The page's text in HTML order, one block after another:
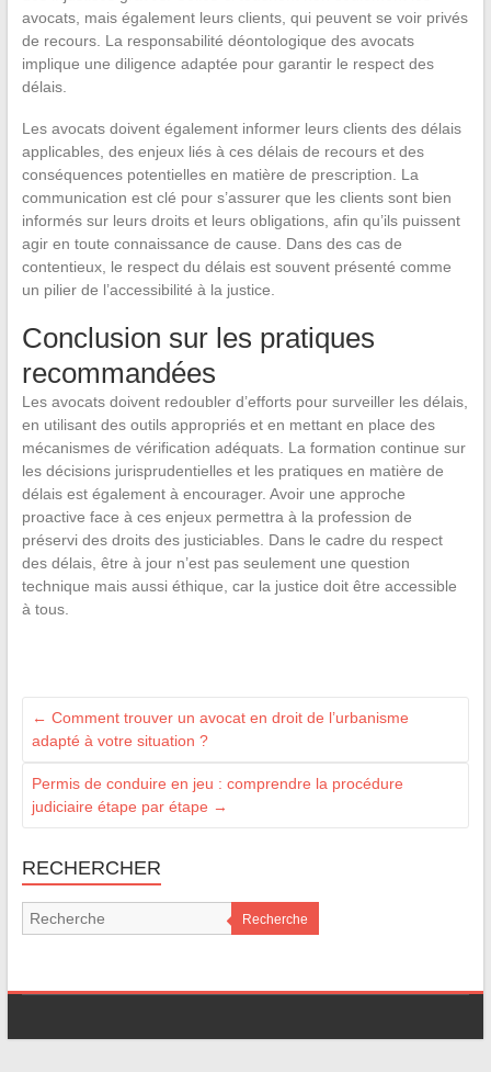
avocats, mais également leurs clients, qui peuvent se voir privés
de recours. La responsabilité déontologique des avocats
implique une diligence adaptée pour garantir le respect des
délais.
Les avocats doivent également informer leurs clients des délais
applicables, des enjeux liés à ces délais de recours et des
conséquences potentielles en matière de prescription. La
communication est clé pour s’assurer que les clients sont bien
informés sur leurs droits et leurs obligations, afin qu’ils puissent
agir en toute connaissance de cause. Dans des cas de
contentieux, le respect du délais est souvent présenté comme
un pilier de l’accessibilité à la justice.
Conclusion sur les pratiques
recommandées
Les avocats doivent redoubler d’efforts pour surveiller les délais,
en utilisant des outils appropriés et en mettant en place des
mécanismes de vérification adéquats. La formation continue sur
les décisions jurisprudentielles et les pratiques en matière de
délais est également à encourager. Avoir une approche
proactive face à ces enjeux permettra à la profession de
préservi des droits des justiciables. Dans le cadre du respect
des délais, être à jour n’est pas seulement une question
technique mais aussi éthique, car la justice doit être accessible
à tous.
← Comment trouver un avocat en droit de l’urbanisme
adapté à votre situation ?
Permis de conduire en jeu : comprendre la procédure
judiciaire étape par étape →
RECHERCHER
Recherche